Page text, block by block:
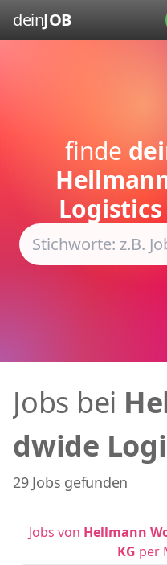
deinJOB
finde
Logistics
Jobs bei
dwide
o. KG
29 Jobs gefunden
Jobs von Hellmann
KG per